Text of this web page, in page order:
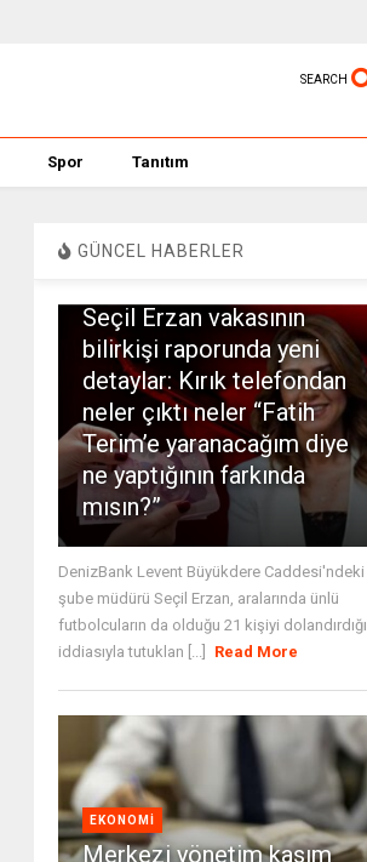
SEARCH
Spor Tanıtım
GÜNCEL HABERLER
Seçil Erzan vakasının
bilirkişi raporunda yeni
detaylar: Kırık telefondan
neler çıktı neler “Fatih
Terim’e yaranacağım diye
ne yaptığının farkında
mısın?”
DenizBank Levent Büyükdere Caddesi'ndeki
şube müdürü Seçil Erzan, aralarında ünlü
futbolcuların da olduğu 21 kişiyi dolandırdığı
iddiasıyla tutuklan [...]
Read More
EKONOMI
Merkezi yönetim kasım